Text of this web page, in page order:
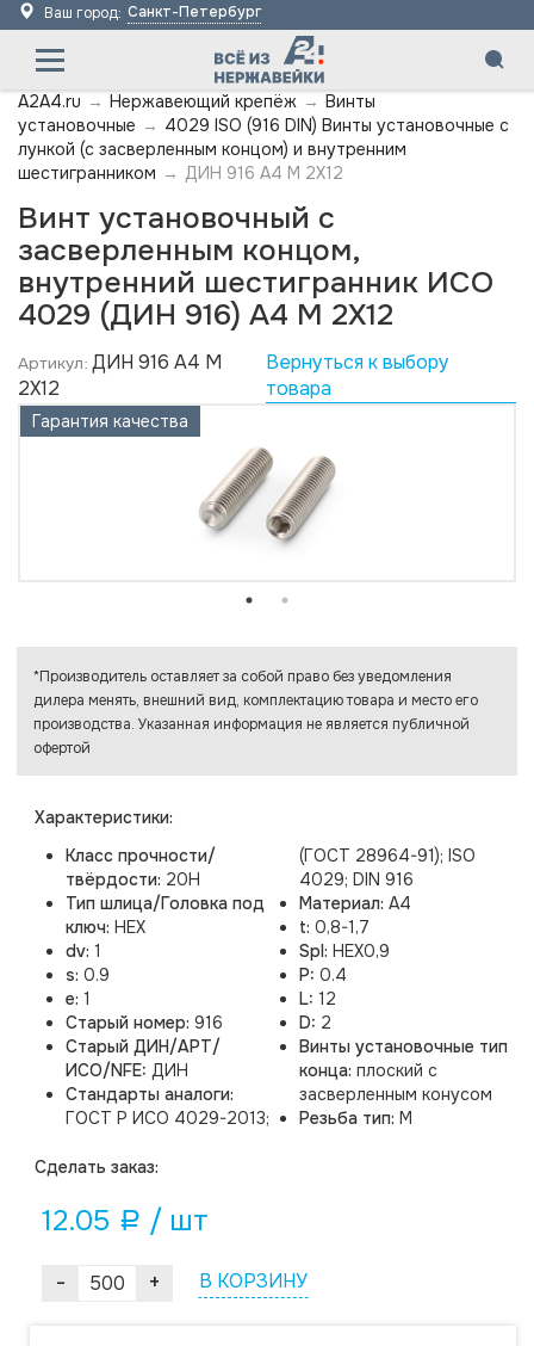
Ваш город: Санкт-Петербург
A2A4.ru → Нержавеющий крепёж → Винты
установочные → 4029 ISO (916 DIN) Винты установочные с
лункой (с засверленным концом) и внутренним
шестигранником → ДИН 916 А4 M 2X12
Винт установочный с
засверленным концом,
внутренний шестигранник ИСО
4029 (ДИН 916) А4 M 2X12
Артикул: ДИН 916 А4 M
2X12
Вернуться к выбору
товара
Гарантия качества
Характеристики:
Класс прочности/
твёрдости: 20H
Тип шлица/Головка под
ключ: HEX
dv: 1
s: 0.9
e: 1
Старый номер: 916
Старый ДИН/АРТ/
ИСО/NFE: ДИН
Стандарты аналоги:
ГОСТ Р ИСО 4029-2013;
(ГОСТ 28964-91); ISO
4029; DIN 916
Материал: A4
t: 0,8-1,7
Spl: HEX0,9
P: 0.4
L: 12
D: 2
Винты установочные тип
конца: плоский с
засверленным конусом
Резьба тип: M
Cделать заказ:
12.05 a / шт
- + В КОРЗИНУ
*Производитель оставляет за собой право без уведомления
дилера менять, внешний вид, комплектацию товара и место его
производства. Указанная информация не является публичной
офертой